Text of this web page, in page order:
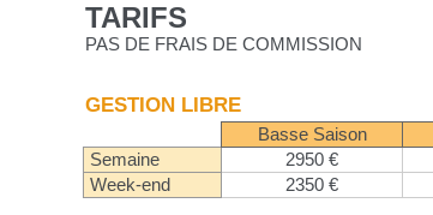
TARIFS
PAS DE FRAIS DE COMMISSION
GESTION LIBRE
Basse Saison
Semaine
2950 €
Week-end
2350 €